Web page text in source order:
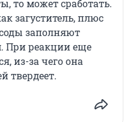
то может сработать.
загуститель, плюс
заполняют
При реакции еще
из-за чего она
твердеет.